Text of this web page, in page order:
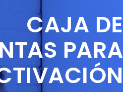
CAJA DE
PARA